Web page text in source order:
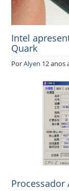
Intel
Quark
PorAlyen 12 anos
Processador